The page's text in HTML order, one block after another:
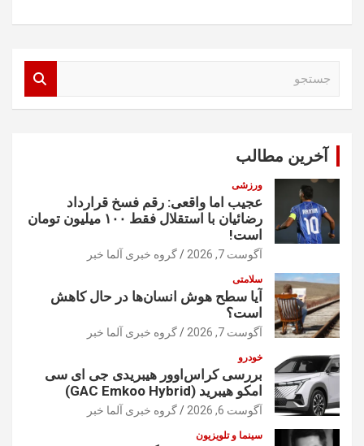
آخرین مطالب
ورزشی
عجیب اما واقعی: رقم فسخ قرارداد
رضائیان با استقلال فقط ۱۰۰ میلیون تومان
است!
آگوست 7, 2026 گروه خبری آلما خبر
سلامتی
آیا سطح هوش انسان‌ها در حال کاهش
است؟
آگوست 7, 2026 گروه خبری آلما خبر
خودرو
بررسی کراس‌اوور هیبریدی جی ای سی
امکو هیبرید (GAC Emkoo Hybrid)
آگوست 6, 2026 گروه خبری آلما خبر
سینما و تلویزیون